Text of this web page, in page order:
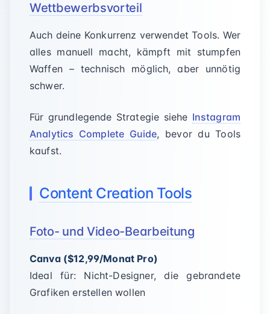
Wettbewerbsvorteil
Auch deine Konkurrenz verwendet Tools. Wer
alles manuell macht, kämpft mit stumpfen
Waffen – technisch möglich, aber unnötig
schwer.
Für grundlegende Strategie siehe Instagram
Analytics Complete Guide, bevor du Tools
kaufst.
Content Creation Tools
Foto- und Video-Bearbeitung
Canva ($12,99/Monat Pro)
Ideal für: Nicht-Designer, die gebrandete
Grafiken erstellen wollen